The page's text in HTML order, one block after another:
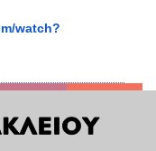
watch?